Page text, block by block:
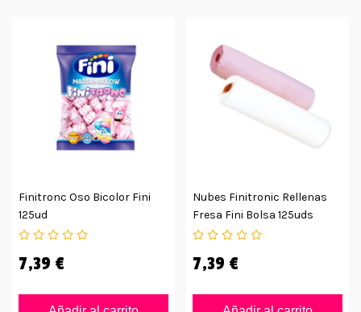
Finitronc Oso Bicolor Fini
125ud
7,39 €
Nubes Finitronic Rellenas
Fresa Fini Bolsa 125uds
7,39 €